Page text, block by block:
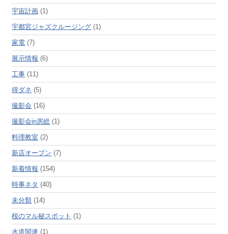
宇宙計画 (1)
宇都宮ジャズクルージング (1)
家電 (7)
展示情報 (6)
工事 (11)
得ダネ (5)
撮影会 (16)
撮影会in房総 (1)
料理教室 (2)
新店オープン (7)
新着情報 (154)
時事ネタ (40)
未分類 (14)
桜のマル秘スポット (1)
水道関連 (1)